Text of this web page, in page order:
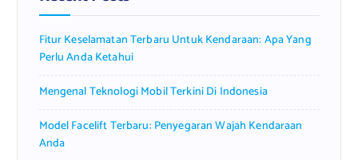
o
:Fitur Keselamatan Terbaru Untuk Kendaraan: Apa Yang
Perlu Anda Ketahui
Mengenal Teknologi Mobil Terkini Di Indonesia
Model Facelift Terbaru: Penyegaran Wajah Kendaraan
Anda